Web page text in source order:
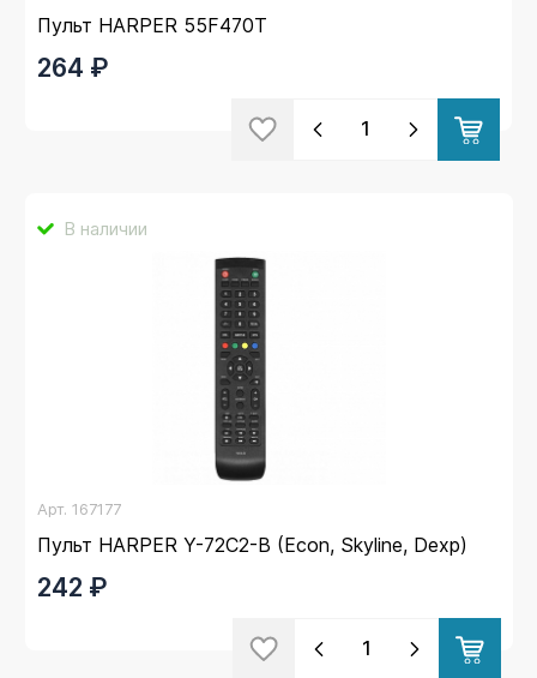
Пульт HARPER 55F470T
264 ₽
В наличии
Арт. 167177
Пульт HARPER Y-72C2-B (Econ, Skyline, Dexp)
242 ₽